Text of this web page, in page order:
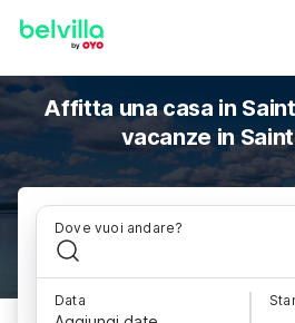
Affitta una casa in
vacanze in
Dove vuoi andare?
Data